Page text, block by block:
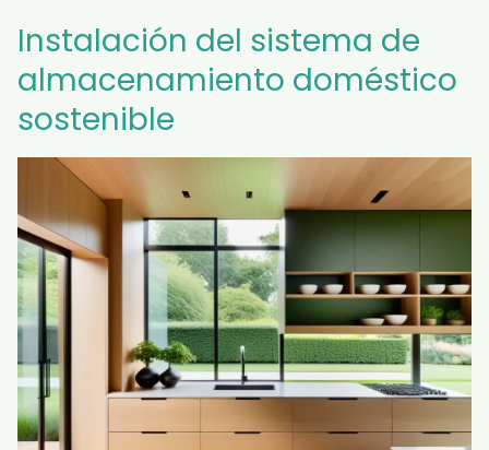
Instalación del sistema de
almacenamiento doméstico
sostenible